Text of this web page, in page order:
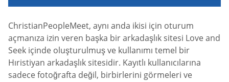
ChristianPeopleMeet, aynı anda ikisi için oturum
açmanıza izin veren başka bir arkadaşlık sitesi Love and
Seek içinde oluşturulmuş ve kullanımı temel bir
Hıristiyan arkadaşlık sitesidir. Kayıtlı kullanıcılarına
sadece fotoğrafta değil, birbirlerini görmeleri ve